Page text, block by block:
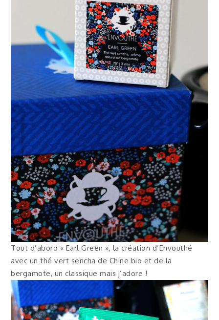
Tout d’abord « Earl Green », la création d’Envouthé
avec un thé vert sencha de Chine bio et de la
bergamote, un classique mais j’adore !